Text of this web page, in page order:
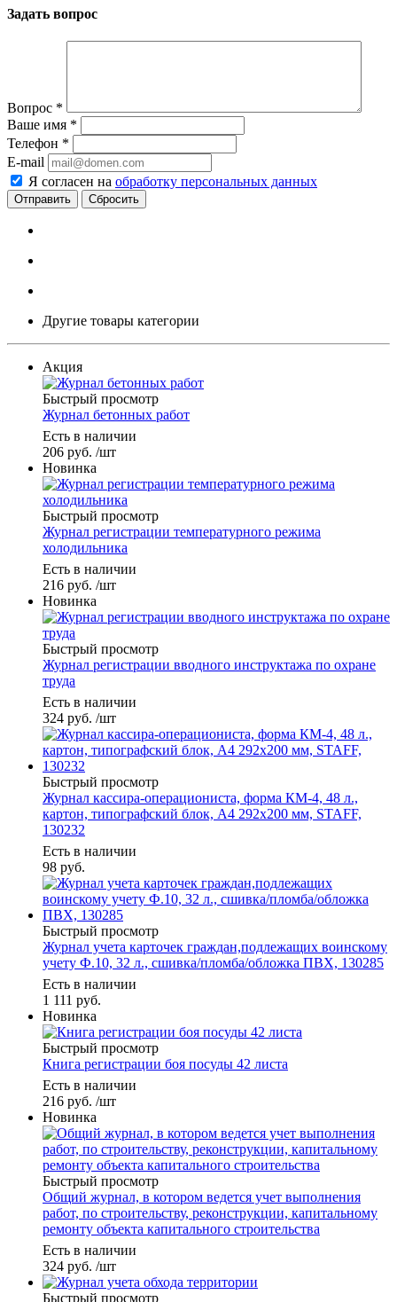
Задать вопрос
Вопрос *
Ваше имя *
Телефон *
E-mail
Я согласен на обработку персональных данных
Сбросить
Другие товары категории
Акция
Быстрый просмотр
Журнал бетонных работ
Есть в наличии
206 руб. /шт
Новинка
Быстрый просмотр
Журнал регистрации температурного режима
холодильника
Есть в наличии
216 руб. /шт
Новинка
Быстрый просмотр
Журнал регистрации вводного инструктажа по охране
труда
Есть в наличии
324 руб. /шт
Быстрый просмотр
Журнал кассира-операциониста, форма КМ-4, 48 л.,
картон, типографский блок, А4 292х200 мм, STAFF,
130232
Есть в наличии
98 руб.
Быстрый просмотр
Журнал учета карточек граждан,подлежащих воинскому
учету Ф.10, 32 л., сшивка/пломба/обложка ПВХ, 130285
Есть в наличии
1 111 руб.
Новинка
Быстрый просмотр
Книга регистрации боя посуды 42 листа
Есть в наличии
216 руб. /шт
Новинка
Быстрый просмотр
Общий журнал, в котором ведется учет выполнения
работ, по строительству, реконструкции, капитальному
ремонту объекта капитального строительства
Есть в наличии
324 руб. /шт
Быстрый просмотр